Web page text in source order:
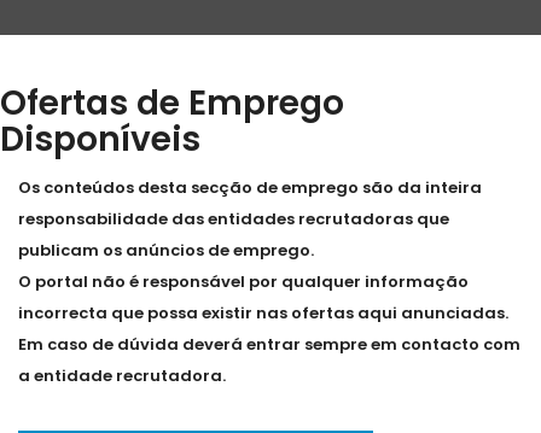
Ofertas de Emprego
Disponíveis
Os conteúdos desta secção de emprego são da inteira
responsabilidade das entidades recrutadoras que
publicam os anúncios de emprego.
O portal não é responsável por qualquer informação
incorrecta que possa existir nas ofertas aqui anunciadas.
Em caso de dúvida deverá entrar sempre em contacto com
a entidade recrutadora.